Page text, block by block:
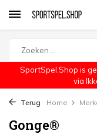
SportSpel.Shop is
via
Terug Home
Gonge®